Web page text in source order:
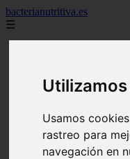
Usamos
rastreo para
navegación en
bacterianutritiva.es
☰
blog
cuanto
cuantos
dieta